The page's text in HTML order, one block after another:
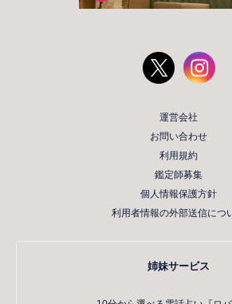
運営会社
お問い合わせ
利用規約
鑑定師募集
個人情報保護方針
利用者情報の外部送信につ
姉妹サービス